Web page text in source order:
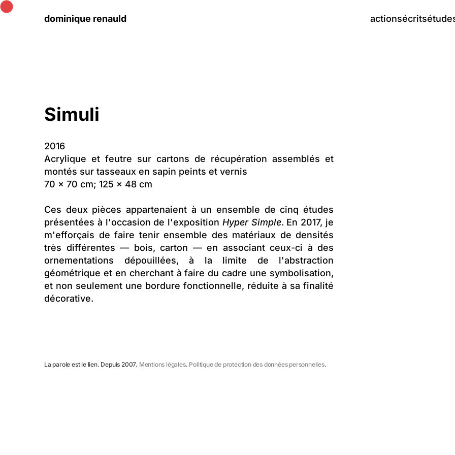
dominique renauld actionsécrits
Simuli
2016
Acrylique et feutre sur cartons de récupération assemblés et
montés sur tasseaux en sapin peints et vernis
70 x 70 cm; 125 x 48 cm
Ces deux pièces appartenaient à un ensemble de cinq études
présentées à l'occasion de l'exposition Hyper Simple. En 2017, je
m'efforçais de faire tenir ensemble des matériaux de densités
très différentes — bois, carton — en associant ceux-ci à des
ornementations dépouillées, à la limite de l'abstraction
géométrique et en cherchant à faire du cadre une symbolisation,
et non seulement une bordure fonctionnelle, réduite à sa finalité
décorative.
La parole est le lien. Depuis 2007. Mentions légales. Politique de protection des données personnelles.